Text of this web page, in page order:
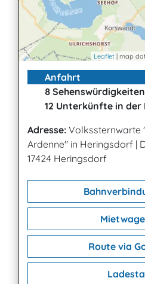
Leaflet | map
Anfahrt
8
12 Unterkünfte in der
Adresse: Volkssternwarte
Ardenne" in Heringsdorf |
17424 Heringsdorf
Route via